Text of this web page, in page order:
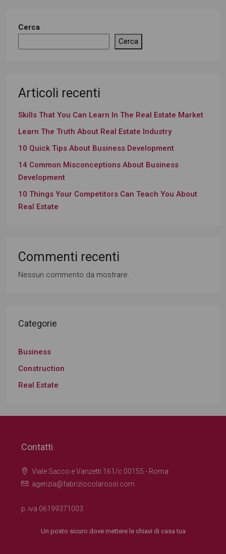
Cerca
Cerca
Articoli recenti
Skills That You Can Learn In The Real Estate Market
Learn The Truth About Real Estate Industry
10 Quick Tips About Business Development
14 Common Misconceptions About Business
Development
10 Things Your Competitors Can Teach You About
Real Estate
Commenti recenti
Nessun commento da mostrare.
Categorie
Business
Construction
Real Estate
Contatti
Viale Sacco e Vanzetti 161/c 00155 - Roma
agenzia@fabriziocolarossi.com
p. iva 06199371003
Un posto sicuro dove mettere le chiavi di casa tua